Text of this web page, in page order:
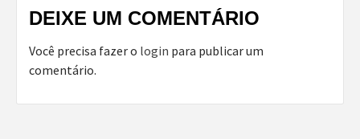
DEIXE UM COMENTÁRIO
Você precisa fazer o login para publicar um
comentário.